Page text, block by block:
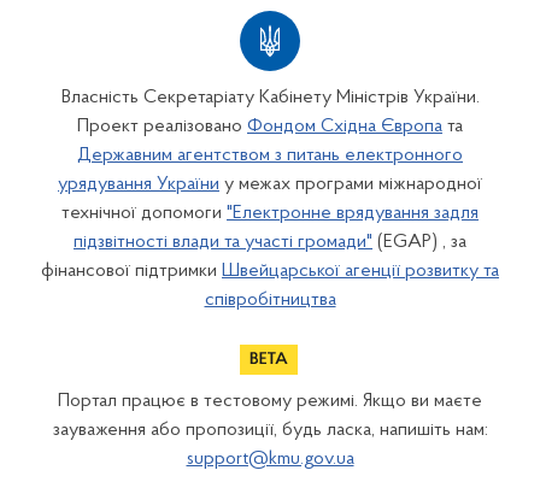
Власність Секретаріату Кабінету Міністрів України.
Проект реалізовано Фондом Східна Європа та
Державним агентством з питань електронного
урядування України у межах програми міжнародної
технічної допомоги "Електронне врядування задля
підзвітності влади та участі громади" (EGAP) , за
фінансової підтримки Швейцарської агенції розвитку та
співробітництва
Портал працює в тестовому режимі. Якщо ви маєте
зауваження або пропозиції, будь ласка, напишіть нам:
support@kmu.gov.ua